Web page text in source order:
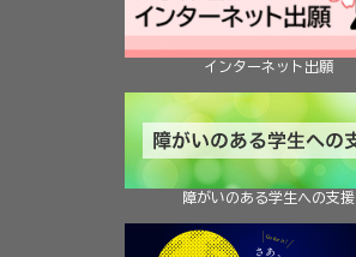
インターネット出願
障がいのある学生への支援